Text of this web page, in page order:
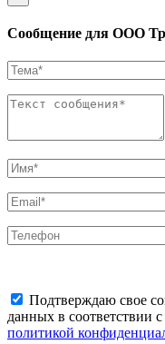
Сообщение для ООО
Подтверждаю свое
данных в соответствии с
политикой